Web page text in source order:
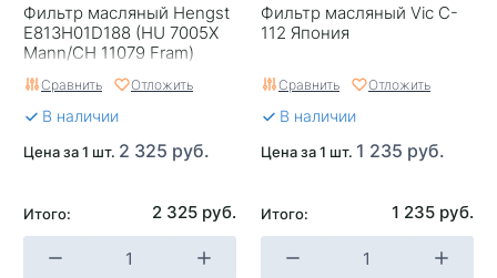
Фильтр масляный Hengst
E813H01D188 (HU 7005X
Mann/CH 11079 Fram)
Сравнить Отложить
В наличии
Цена за 1 шт. 2 325 руб.
Итого: 2 325 руб.
Фильтр масляный Vic C-
112 Япония
Сравнить Отложить
В наличии
Цена за 1 шт. 1 235 руб.
Итого: 1 235 руб.